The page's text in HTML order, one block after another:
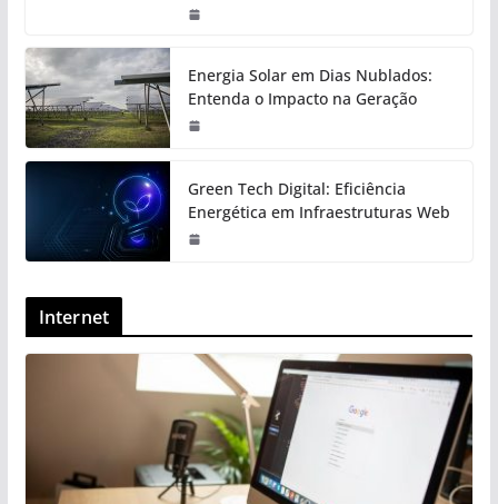
Energia Solar em Dias Nublados:
Entenda o Impacto na Geração
Green Tech Digital: Eficiência
Energética em Infraestruturas Web
Internet